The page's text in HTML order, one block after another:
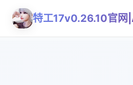
特工17v0.26.10官网